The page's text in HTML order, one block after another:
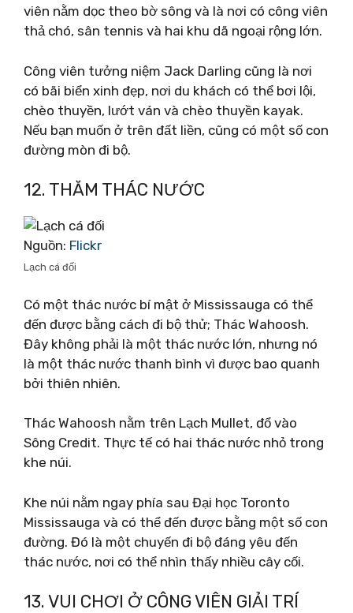
viên nằm dọc theo bờ sông và là nơi có công viên
thả chó, sân tennis và hai khu dã ngoại rộng lớn.
Công viên tưởng niệm Jack Darling cũng là nơi
có bãi biển xinh đẹp, nơi du khách có thể bơi lội,
chèo thuyền, lướt ván và chèo thuyền kayak.
Nếu bạn muốn ở trên đất liền, cũng có một số con
đường mòn đi bộ.
12. THĂM THÁC NƯỚC
Nguồn: Flickr
Lạch cá đối
Có một thác nước bí mật ở Mississauga có thể
đến được bằng cách đi bộ thử; Thác Wahoosh.
Đây không phải là một thác nước lớn, nhưng nó
là một thác nước thanh bình vì được bao quanh
bởi thiên nhiên.
Thác Wahoosh nằm trên Lạch Mullet, đổ vào
Sông Credit. Thực tế có hai thác nước nhỏ trong
khe núi.
Khe núi nằm ngay phía sau Đại học Toronto
Mississauga và có thể đến được bằng một số con
đường. Đó là một chuyến đi bộ đáng yêu đến
thác nước, nơi có thể nhìn thấy nhiều cây cối.
13. VUI CHƠI Ở CÔNG VIÊN GIẢI TRÍ